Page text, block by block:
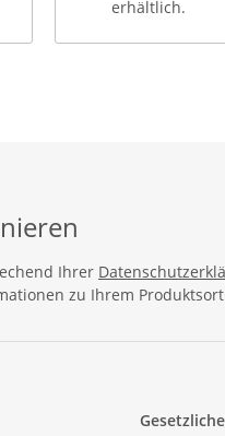
erhältlich.
Ihrer
zu Ihrem